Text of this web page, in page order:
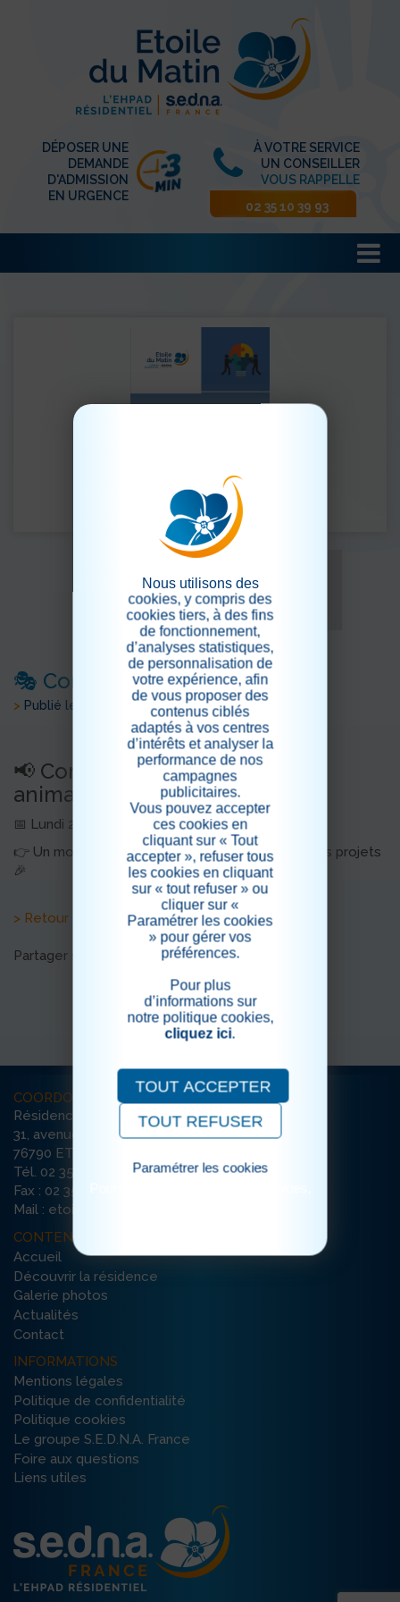
DÉPOSER UNE
DEMANDE
D'ADMISSION
EN URGENCE
À VOTRE SERVICE
UN CONSEILLER
VOUS RAPPELLE
02 35 10 39 93
🎭 Commission animation
> Publié le 02/04/2026
📢 Construisons ensemble les
animations !
📅 Lundi 27 avril vers 16h15
👉 Un moment participatif pour imaginer les futurs projets
🎉
> Retour aux actualités
Partager sur les réseaux sociaux
COORDONNÉES
Résidence Etoile du Matin
31, avenue Damilaville
76790 ETRETAT
Tél. 02 35 10 39 93
Fax : 02 35 10 39 99
Mail : etoile-etretat@ehpad-sedna.fr
CONTENU DU SITE
Accueil
Découvrir la résidence
Galerie photos
Actualités
Contact
INFORMATIONS
Mentions légales
Politique de confidentialité
Politique cookies
Le groupe S.E.D.N.A. France
Foire aux questions
Liens utiles
Nous utilisons des
cookies, y compris des
cookies tiers, à des fins
de fonctionnement,
d’analyses statistiques,
de personnalisation de
votre expérience, afin
de vous proposer des
contenus ciblés
adaptés à vos centres
d’intérêts et analyser la
performance de nos
campagnes
publicitaires.
Vous pouvez accepter
ces cookies en
cliquant sur « Tout
accepter », refuser tous
les cookies en cliquant
sur « tout refuser » ou
cliquer sur «
Paramétrer les cookies
» pour gérer vos
préférences.
Pour plus
d’informations sur
notre politique cookies,
cliquez ici.
TOUT ACCEPTER
TOUT REFUSER
Paramétrer les cookies